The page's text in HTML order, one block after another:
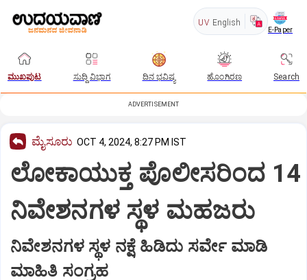
UV English
E-Paper
ಮುಖಪುಟ ಸುದ್ದಿ ವಿಭಾಗ ದಿನ ಭವಿಷ್ಯ ಹೊಂಗಿರಣ Search
ADVERTISEMENT
ಮೈಸೂರು OCT 4, 2024, 8:27 PM IST
ಲೋಕಾಯುಕ್ತ ಪೊಲೀಸರಿಂದ 14
ನಿವೇಶನಗಳ ಸ್ಥಳ ಮಹಜರು
ನಿವೇಶನಗಳ ಸ್ಥಳ ನಕ್ಷೆ ಹಿಡಿದು ಸರ್ವೇ ಮಾಡಿ
ಮಾಹಿತಿ ಸಂಗ್ರಹ